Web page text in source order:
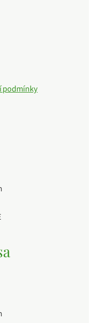
podmínky